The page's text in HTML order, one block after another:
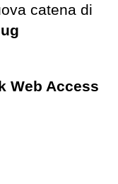
catena di
Web Access